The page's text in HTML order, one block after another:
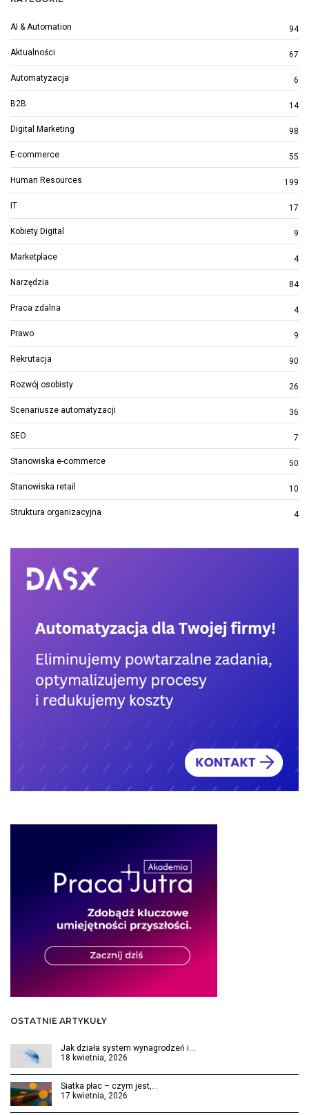
AI & Automation 94
Aktualności 67
Automatyzacja 6
B2B 14
Digital Marketing 98
E-commerce 55
Human Resources 199
IT 17
Kobiety Digital 9
Marketplace 4
Narzędzia 84
Praca zdalna 4
Prawo 9
Rekrutacja 90
Rozwój osobisty 26
Scenariusze automatyzacji 36
SEO 7
Stanowiska e-commerce 50
Stanowiska retail 10
Struktura organizacyjna 4
OSTATNIE ARTYKUŁY
Jak działa system wynagrodzeń i…
18 kwietnia, 2026
Siatka płac – czym jest,…
17 kwietnia, 2026